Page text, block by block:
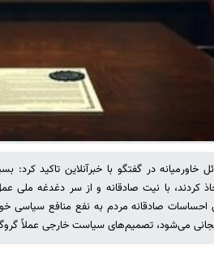
خاورمیانه در گفتگو با خبرآنلاین تاکید کرد:
کردند، با نیت صادقانه و از سر دغدغه ملی
احساسات صادقانه مردم به نفع منافع سیاسی
می‌شود، تصمیم‌های سیاست خارجی عملاً